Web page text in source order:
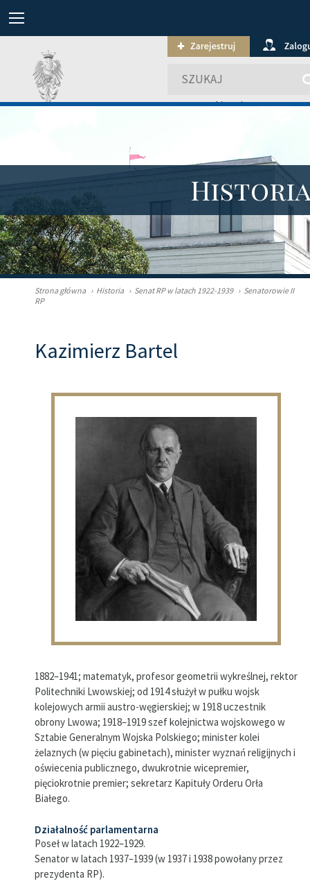
wyszukiwanie
Strona główna › Historia › Senat RP w latach 1922-1939 › Senatorowie II
RP
Kazimierz Bartel
1882–1941; matematyk, profesor geometrii wykreślnej, rektor
Politechniki Lwowskiej; od 1914 służył w pułku wojsk
kolejowych armii austro-węgierskiej; w 1918 uczestnik
obrony Lwowa; 1918–1919 szef kolejnictwa wojskowego w
Sztabie Generalnym Wojska Polskiego; minister kolei
żelaznych (w pięciu gabinetach), minister wyznań religijnych i
oświecenia publicznego, dwukrotnie wicepremier,
pięciokrotnie premier; sekretarz Kapituły Orderu Orła
Białego.
Działalność parlamentarna
Poseł w latach 1922–1929.
Senator w latach 1937–1939 (w 1937 i 1938 powołany przez
prezydenta RP).